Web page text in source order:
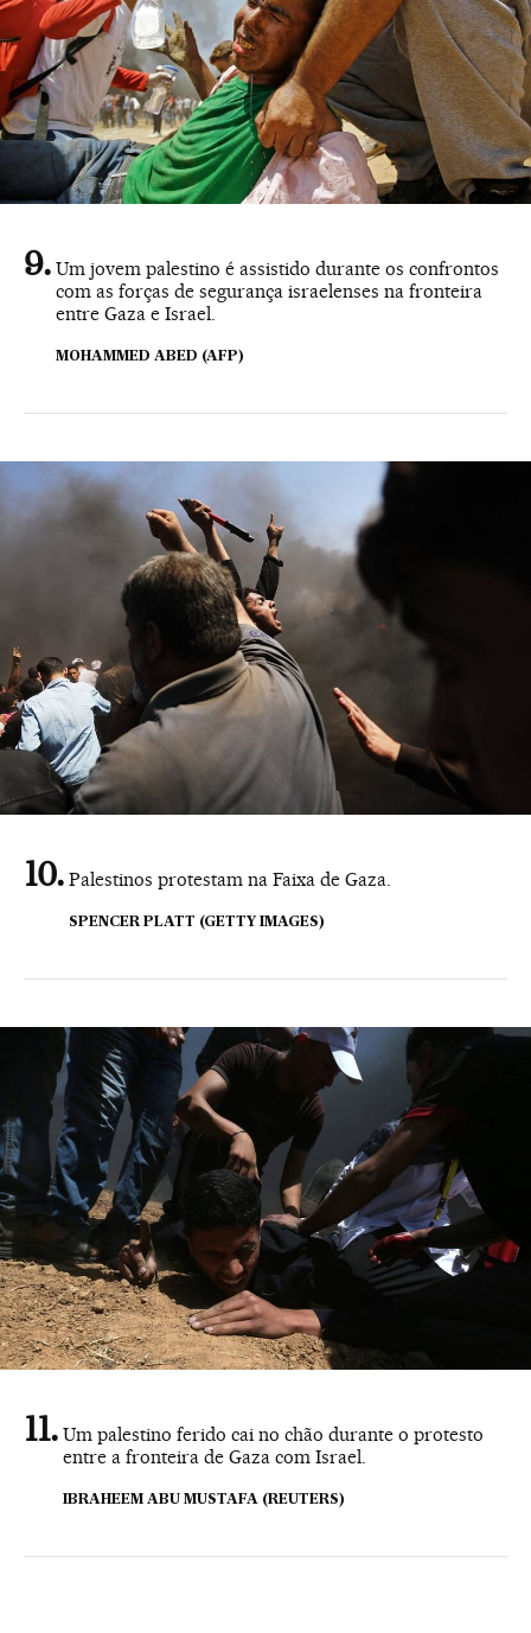
Um jovem palestino é assistido durante os confrontos
com as forças de segurança israelenses na fronteira
entre Gaza e Israel.
MOHAMMED ABED (AFP)
Palestinos protestam na Faixa de Gaza.
SPENCER PLATT (GETTY IMAGES)
Um palestino ferido cai no chão durante o protesto
entre a fronteira de Gaza com Israel.
IBRAHEEM ABU MUSTAFA (REUTERS)